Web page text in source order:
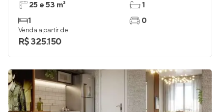
25 e 53 m²
1
1
0
Venda a partir de
R$ 325.150